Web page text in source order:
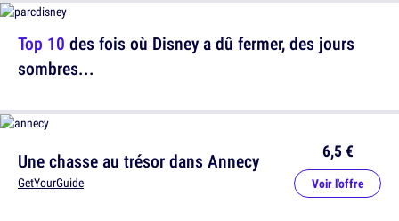
Une chasse au trésor dans Annecy
GetYourGuide
6,5 €
Voir l'offre
Top 10 des fois où Disney a dû fermer, des jours
sombres...